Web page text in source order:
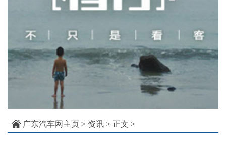
广东汽车网主页 > 资讯 > 正文 >